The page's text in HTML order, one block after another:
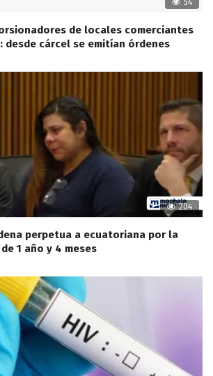
54
de locales comerciantes
desde cárcel se emitían órdenes
204
perpetua a ecuatoriana por la
1 año y 4 meses